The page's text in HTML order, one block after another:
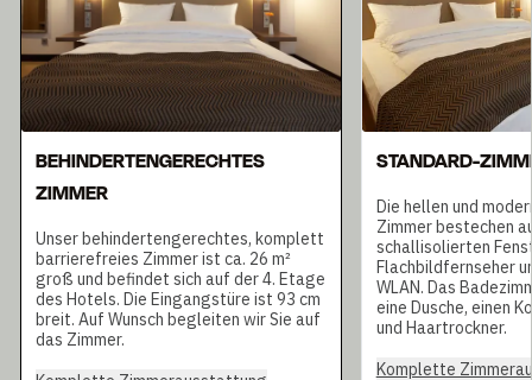
BEHINDERTENGERECHTES
ZIMMER
Unser behindertengerechtes, komplett
barrierefreies Zimmer ist ca. 26 m²
groß und befindet sich auf der 4. Etage
des Hotels. Die Eingangstüre ist 93 cm
breit. Auf Wunsch begleiten wir Sie auf
das Zimmer.
STANDARD-
Die hellen und
Zimmer bestechen
schallisolierten
Flachbildfernseher
WLAN. Das
eine Dusche, einen
und Haartrockner.
Komplette